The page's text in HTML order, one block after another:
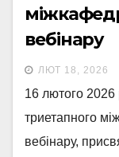
вебінару
ЛЮТ 18, 2026
16 лютого 2026
триетапного
вебінару,